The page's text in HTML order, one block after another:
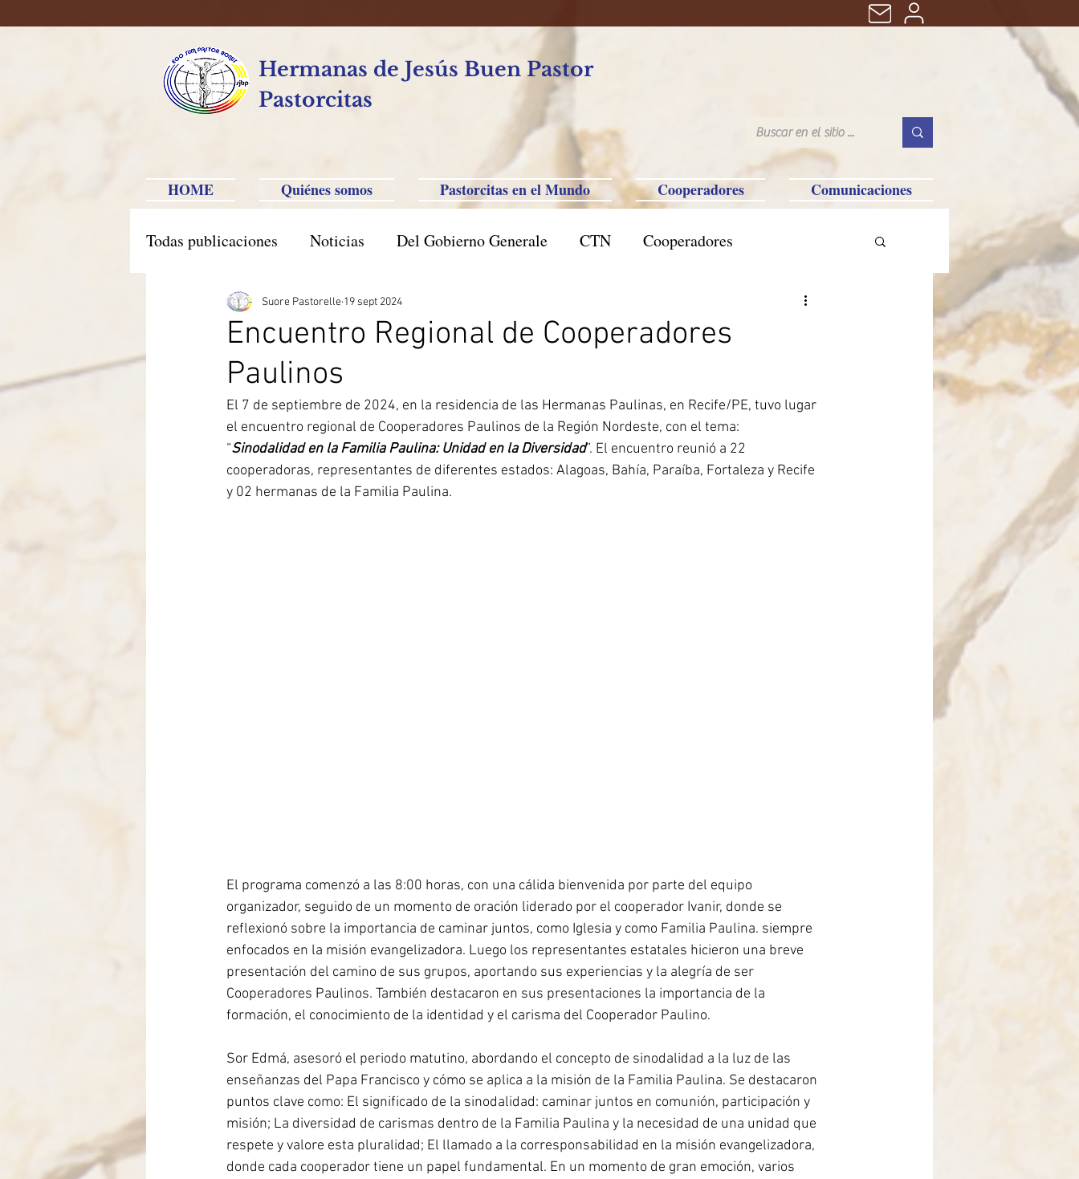
Hermanas de Jesús Buen Pastor
Pastorcitas
HOME Quiénes somos Pastorcitas en el Mundo Cooperadores Comunicaciones
Todas publicaciones Noticias Del Gobierno Generale CTN Cooperadores
América Hispana Brasil Caxias do Sul Filipinas-Australia-Saipan-Taiwan
Itália-Albania-Mozambico
Encuentro Regional de Cooperadores
Paulinos
Suore Pastorelle 19 sept 2024
El 7 de septiembre de 2024, en la residencia de las Hermanas Paulinas, en Recife/PE, tuvo lugar
el encuentro regional de Cooperadores Paulinos de la Región Nordeste, con el tema:
“Sinodalidad en la Familia Paulina: Unidad en la Diversidad”. El encuentro reunió a 22
cooperadoras, representantes de diferentes estados: Alagoas, Bahía, Paraíba, Fortaleza y Recife
y 02 hermanas de la Familia Paulina.
El programa comenzó a las 8:00 horas, con una cálida bienvenida por parte del equipo
organizador, seguido de un momento de oración liderado por el cooperador Ivanir, donde se
reflexionó sobre la importancia de caminar juntos, como Iglesia y como Familia Paulina. siempre
enfocados en la misión evangelizadora. Luego los representantes estatales hicieron una breve
presentación del camino de sus grupos, aportando sus experiencias y la alegría de ser
Cooperadores Paulinos. También destacaron en sus presentaciones la importancia de la
formación, el conocimiento de la identidad y el carisma del Cooperador Paulino.
Sor Edmá, asesoró el periodo matutino, abordando el concepto de sinodalidad a la luz de las
enseñanzas del Papa Francisco y cómo se aplica a la misión de la Familia Paulina. Se destacaron
puntos clave como: El significado de la sinodalidad: caminar juntos en comunión, participación y
misión; La diversidad de carismas dentro de la Familia Paulina y la necesidad de una unidad que
respete y valore esta pluralidad; El llamado a la corresponsabilidad en la misión evangelizadora,
donde cada cooperador tiene un papel fundamental. En un momento de gran emoción, varios